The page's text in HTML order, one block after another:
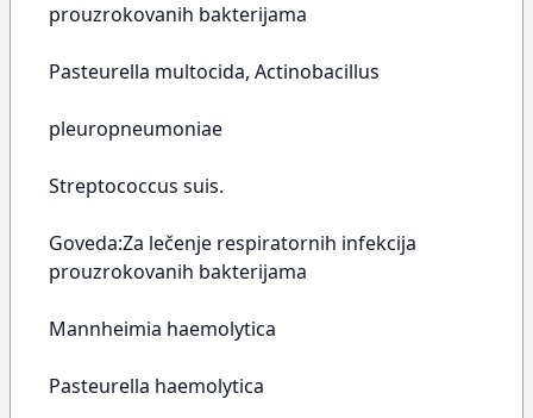
prouzrokovanih bakterijama
Pasteurella multocida, Actinobacillus
pleuropneumoniae
Streptococcus suis.
Goveda:Za lečenje respiratornih infekcija
prouzrokovanih bakterijama
Mannheimia haemolytica
Pasteurella haemolytica